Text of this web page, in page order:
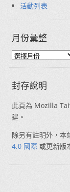
活動列表
月份彙整
封存說明
此頁為 Mozilla
建。
除另有註明外，本
4.0 國際 或更新版